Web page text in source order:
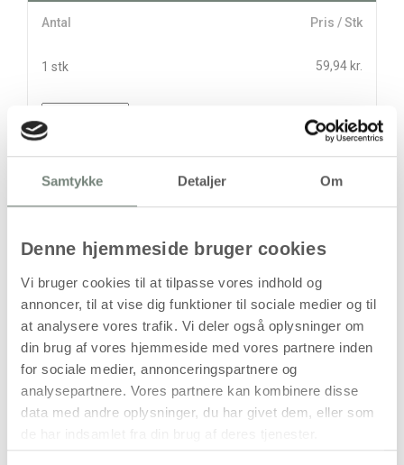
Samtykke Detaljer Om
Denne hjemmeside bruger cookies
Vi bruger cookies til at tilpasse vores indhold og
annoncer, til at vise dig funktioner til sociale medier og til
at analysere vores trafik. Vi deler også oplysninger om
din brug af vores hjemmeside med vores partnere inden
for sociale medier, annonceringspartnere og
analysepartnere. Vores partnere kan kombinere disse
data med andre oplysninger, du har givet dem, eller som
Antal Pris / Stk
1 stk 59,94 kr.
59,94kr.
kr.ekskl. moms)
Læg i kurven
når vi har bekræftet din ordre.
På lager